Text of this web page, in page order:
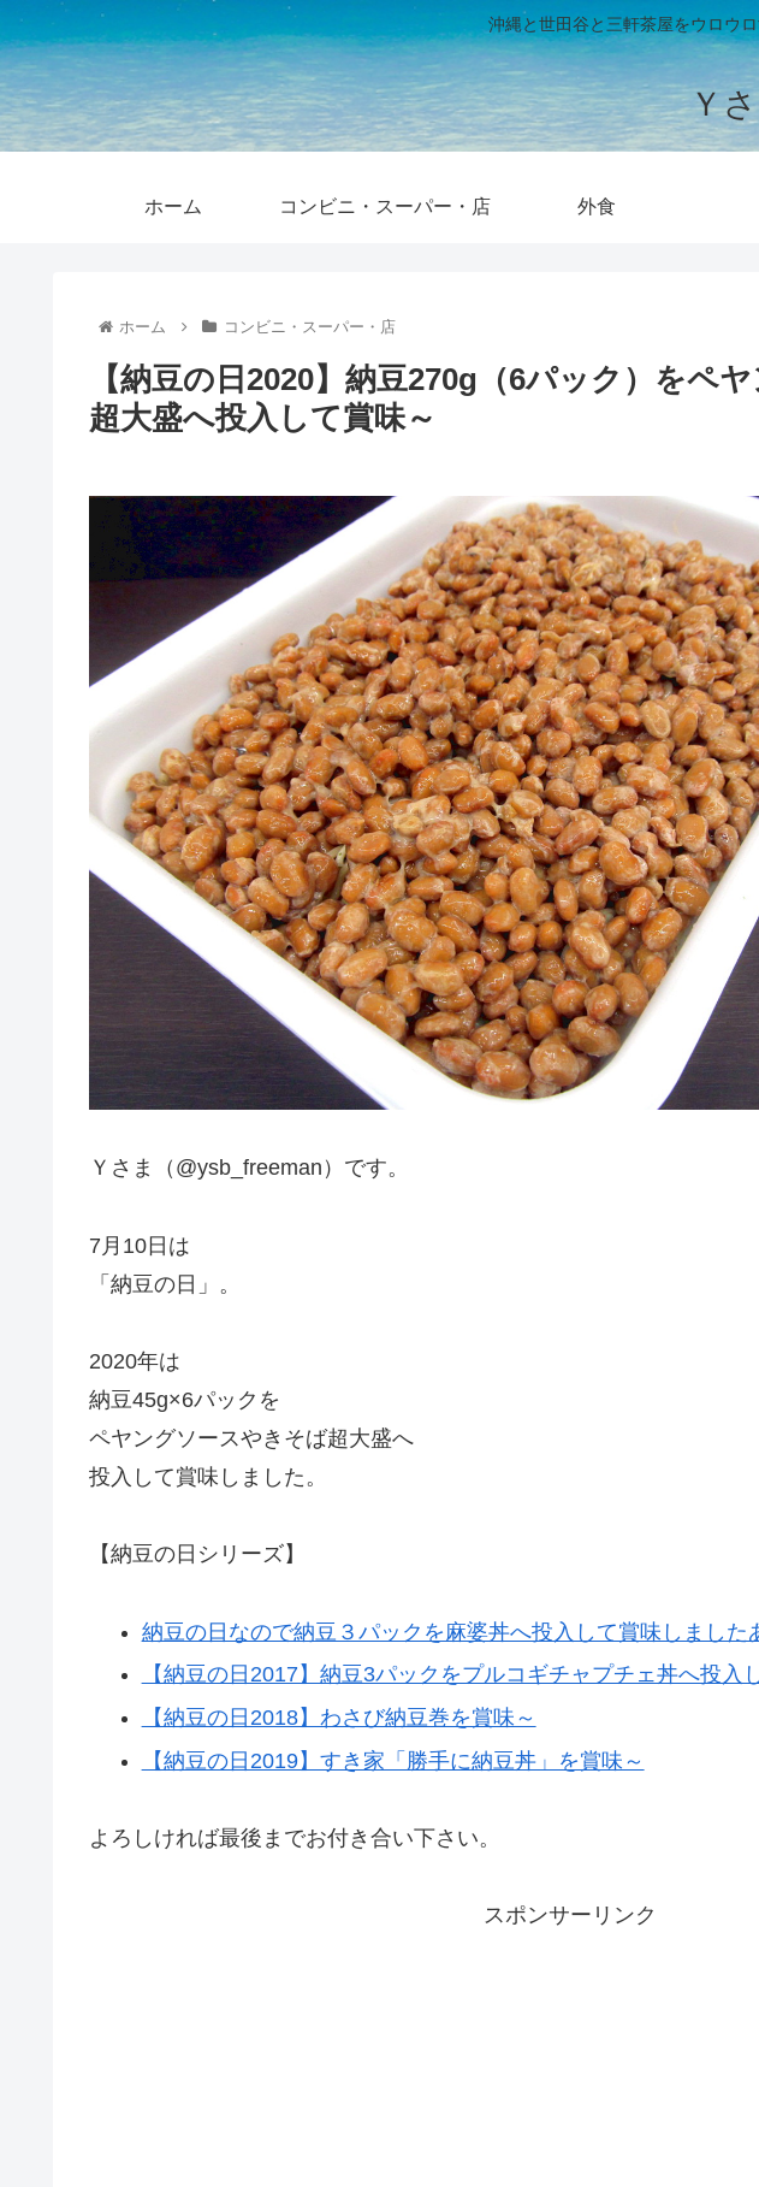
沖縄と世田谷と三軒茶屋をウロウ
Ｙ
ホーム コンビニ・スーパー・店 外食
ホーム コンビニ・スーパー・店
【納豆の日2020】納豆270g（6パック）をペ
超大盛へ投入して賞味～
Ｙさま（@ysb_freeman）です。
7月10日は
「納豆の日」。
2020年は
納豆45g×6パックを
ペヤングソースやきそば超大盛へ
投入して賞味しました。
【納豆の日シリーズ】
納豆の日なので納豆３パックを麻婆丼へ投入して賞味しました
【納豆の日2017】納豆3パックをプルコギチャプチェ丼へ投入
【納豆の日2018】わさび納豆巻を賞味～
【納豆の日2019】すき家「勝手に納豆丼」を賞味～
よろしければ最後までお付き合い下さい。
スポンサーリンク